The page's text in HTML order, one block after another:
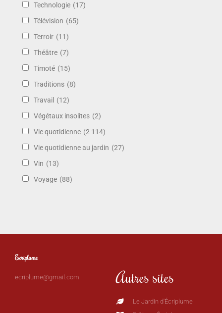
Technologie (17)
Télévision (65)
Terroir (11)
Théâtre (7)
Timoté (15)
Traditions (8)
Travail (12)
Végétaux insolites (2)
Vie quotidienne (2 114)
Vie quotidienne au jardin (27)
Vin (13)
Voyage (88)
Ecriplume
ecriplume@gmail.com Autres sites
Le Jardin d'Écriplume